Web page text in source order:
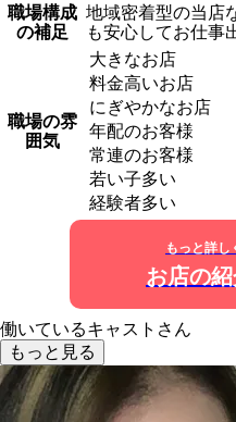
職場構成
の補足
地域密着型の当店
も安心してお仕事
職場の雰
囲気
大きなお店
料金高いお店
にぎやかなお店
年配のお客様
常連のお客様
若い子多い
経験者多い
もっと詳し
お店の
働いているキャストさん
もっと見る